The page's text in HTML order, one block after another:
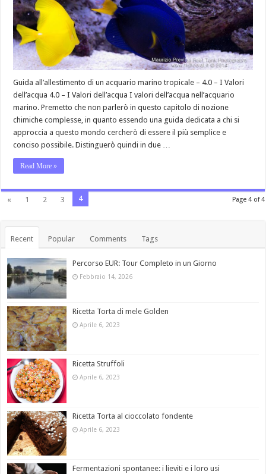
Guida all’allestimento di un acquario marino tropicale – 4.0 – I Valori
dell’acqua 4.0 – I Valori dell’acqua I valori dell’acqua nell’acquario
marino. Premetto che non parlerò in questo capitolo di nozione
chimiche complesse, in quanto essendo una guida dedicata a chi si
approccia a questo mondo cercherò di essere il più semplice e
conciso possibile. Distinguerò quindi in due …
Read More »
Page 4 of 4
« 1 2 3 4
Recent Popular Comments Tags
Percorso EUR: Tour Completo in un Giorno
Febbraio 14, 2026
Ricetta Torta di mele Golden
Aprile 6, 2023
Ricetta Struffoli
Aprile 6, 2023
Ricetta Torta al cioccolato fondente
Aprile 6, 2023
Fermentazioni spontanee: i lieviti e i loro usi